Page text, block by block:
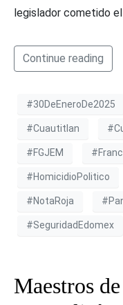
legislador cometido
Continue reading
#30DeEneroDe2025
#Cuautitlan
#FGJEM
#HomicidioPolitico
#NotaRoja
#SeguridadEdomex
Maestros